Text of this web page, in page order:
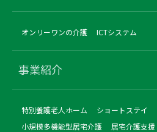
オンリーワンの介護 ICTシステム
事業紹介
特別養護老人ホーム ショートステイ
小規模多機能型居宅介護
居宅介護支援